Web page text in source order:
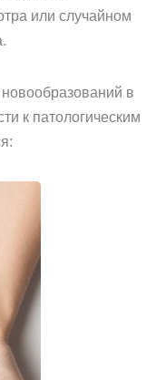
или случайном
в
к патологическим